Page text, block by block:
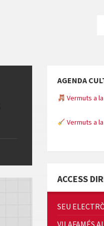
AGENDA
Vermuts a
Vermuts a
ACCESS
SEU